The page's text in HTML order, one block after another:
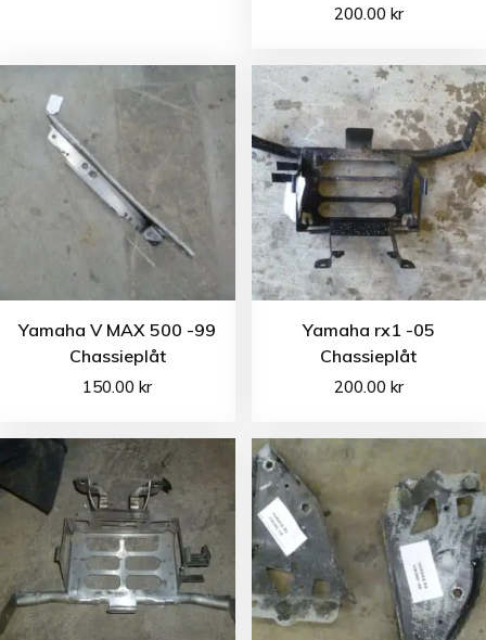
200.00 kr
Yamaha V MAX 500 -99
Chassieplåt
150.00kr
Yamaha rx1 -05
Chassieplåt
200.00 kr